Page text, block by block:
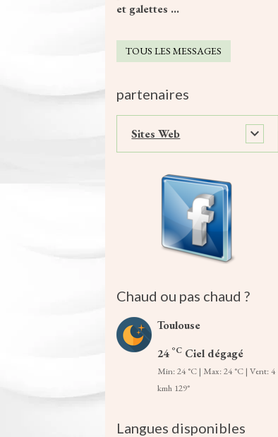
et galettes ...
TOUS LES MESSAGES
partenaires
Sites Web
Chaud ou pas chaud ?
Toulouse
24 °C Ciel dégagé
Min: 24 °C | Max: 24 °C | Vent: 4
kmh 129°
Langues disponibles